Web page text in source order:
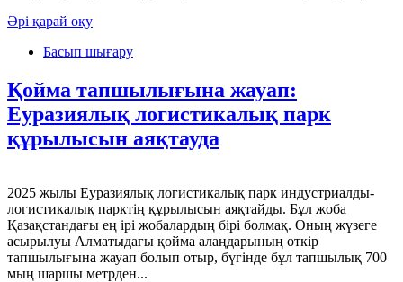
Әрі қарай оқу
Басып шығару
Қойма тапшылығына жауап:
Еуразиялық логистикалық парк
құрылысын аяқтауда
2025 жылы Еуразиялық логистикалық парк индустриалды-
логистикалық парктің құрылысын аяқтайды. Бұл жоба
Қазақстандағы ең ірі жобалардың бірі болмақ. Оның жүзеге
асырылуы Алматыдағы қойма алаңдарының өткір
тапшылығына жауап болып отыр, бүгінде бұл тапшылық 700
мың шаршы метрден...